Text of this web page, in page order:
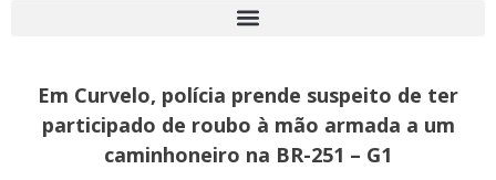
Em Curvelo, polícia prende suspeito de ter
participado de roubo à mão armada a um
caminhoneiro na BR-251 – G1